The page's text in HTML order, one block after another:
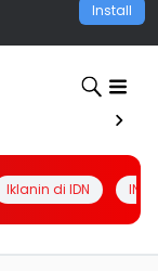
Install
Iklanin di IDN